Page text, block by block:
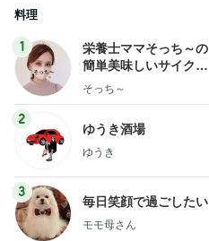
料理
1
栄養士ママそっち～の
簡単美味しいサイクル
献立
そっち～
2
ゆうき酒場
ゆうき
3
毎日笑顔で過ごしたい
モモ母さん